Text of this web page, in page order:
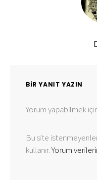
BIR YANIT YAZIN
Yorum yapabilmek
Bu site
kullanır.Yorum